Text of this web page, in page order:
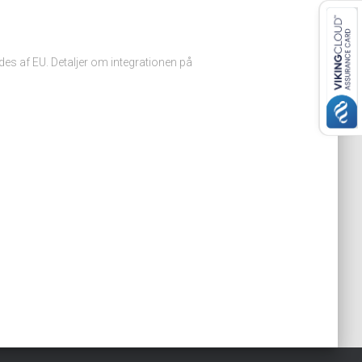
af EU. Detaljer om integrationen på